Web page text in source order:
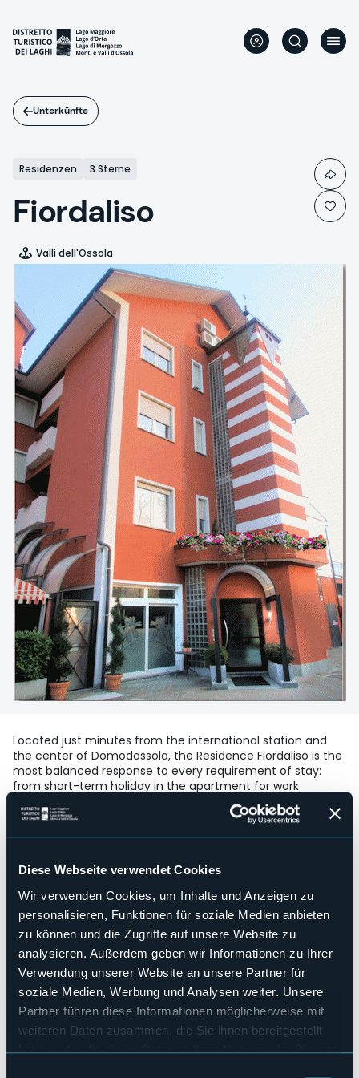
Diese Webseite verwendet Cookies
Wir verwenden Cookies, um Inhalte und Anzeigen zu
personalisieren, Funktionen für soziale Medien anbieten
zu können und die Zugriffe auf unsere Website zu
analysieren. Außerdem geben wir Informationen zu Ihrer
Verwendung unserer Website an unsere Partner für
soziale Medien, Werbung und Analysen weiter. Unsere
Partner führen diese Informationen möglicherweise mit
weiteren Daten zusammen, die Sie ihnen bereitgestellt
haben oder die sie im Rahmen Ihrer Nutzung der Dienste
Inhalt
Unterkünfte
Residenzen 3 Sterne
Fiordaliso
Valli dell'Ossola
Located just minutes from the international station and
the center of Domodossola, the Residence Fiordaliso is the
most balanced response to every requirement of stay:
from short-term holiday in the apartment for work
Strukturen für Behinderten
No
No
Kongresshalle
No
Hallenbad
No
Haustiere erlaubt
Sì
Anzahl der Wohnungen